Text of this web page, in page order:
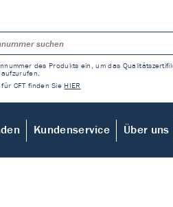
des Produkts ein, um das
CFT finden Sie HIER
Kundenservice Über uns